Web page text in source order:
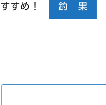
すめ！ 釣 果